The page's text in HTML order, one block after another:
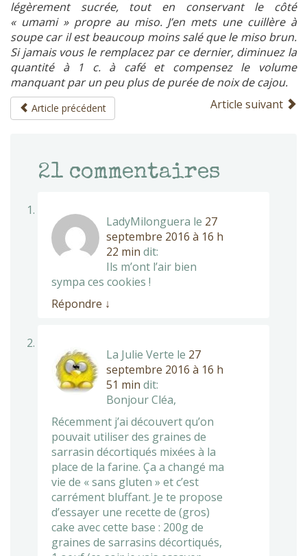
légèrement sucrée, tout en conservant le côté
« umami » propre au miso. J’en mets une cuillère à
soupe car il est beaucoup moins salé que le miso brun.
Si jamais vous le remplacez par ce dernier, diminuez la
quantité à 1 c. à café et compensez le volume
manquant par un peu plus de purée de noix de cajou.
Article précédent Article suivant
21 commentaires
LadyMilonguera le 27
septembre 2016 à 16 h
22 min dit:
Ils m’ont l’air bien
sympa ces cookies !
Répondre ↓
La Julie Verte le 27
septembre 2016 à 16 h
51 min dit:
Bonjour Cléa,
Récemment j’ai découvert qu’on
pouvait utiliser des graines de
sarrasin décortiqués mixées à la
place de la farine. Ça a changé ma
vie de « sans gluten » et c’est
carrément bluffant. Je te propose
d’essayer une recette de (gros)
cake avec cette base : 200g de
graines de sarrasins décortiqués,